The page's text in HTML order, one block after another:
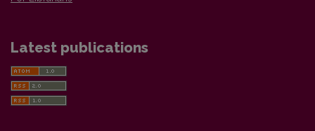
Latest publications